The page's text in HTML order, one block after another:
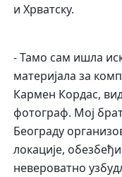
и Хрватску.
- Тамо сам ишла
материјала за
Кармен Кордас,
фотограф. Мој
Београду
локације,
невероватно